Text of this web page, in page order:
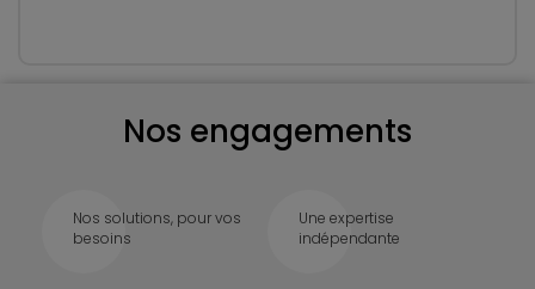
Nos engagements
Nos solutions, pour vos
besoins
Une expertise
indépendante